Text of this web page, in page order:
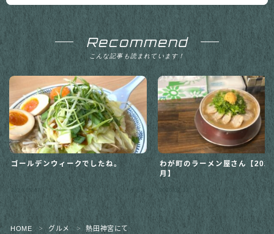
Follow Me
Recommend
こんな記事も読まれています！
ゴールデンウィークでしたね。
2024.05.07
わが町のラーメン屋さん【
月】
2025.02.13
HOME ＞ グルメ ＞ 熱田神宮にて